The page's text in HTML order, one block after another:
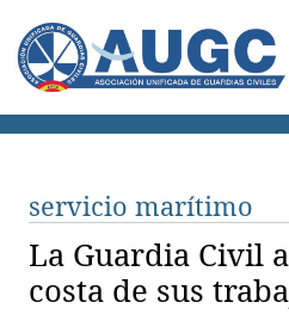
servicio marítimo
La Guardia Civil
costa de sus